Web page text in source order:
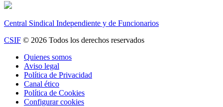
Central Sindical Independiente y de Funcionarios
CSIF © 2026 Todos los derechos reservados
Quienes somos
Aviso legal
Política de Privacidad
Canal ético
Política de Cookies
Configurar cookies